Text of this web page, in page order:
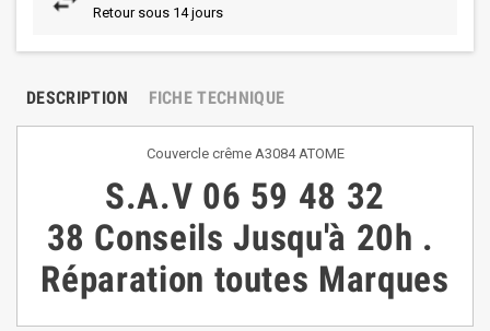
Retour sous 14 jours
DESCRIPTION FICHE TECHNIQUE
Couvercle crême A3084 ATOME
S.A.V 06 59 48 32
38 ConseilsJusqu'à 20h .
Réparation toutes Marques